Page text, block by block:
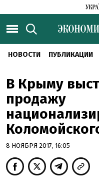
НОВОСТИ ПУБЛИКАЦИИ
В Крыму
продажу
8 НОЯБРЯ 2017, 16:05